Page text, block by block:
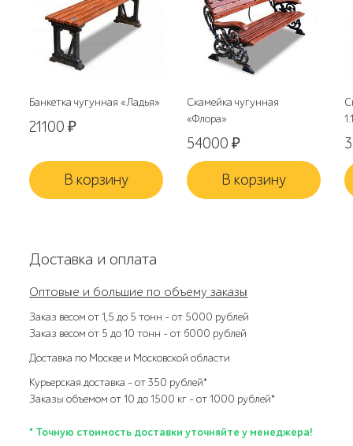
Банкетка чугунная «Ладья»
21100₽
В корзину
Скамейка чугунная
«Флора»
54000₽
В корзину
Доставка и оплата
Оптовые и большие по объему заказы
Заказ весом от 1,5 до 5 тонн – от 5000 рублей
Заказ весом от 5 до 10 тонн – от 6000 рублей
Доставка по Москве и Московской области
Курьерская доставка – от 350 рублей*
Заказы объемом от 10 до 1500 кг – от 1000 рублей*
* Точную стоимость доставки уточняйте у менеджера!